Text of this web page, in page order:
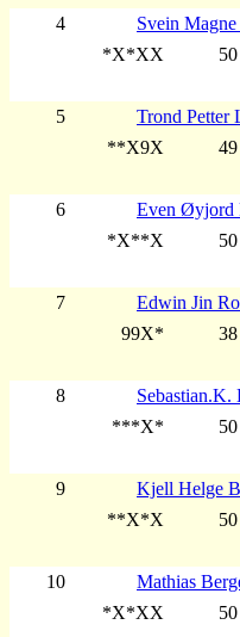
4
Svein
*X*XX
50
5
Trond Petter
**X9X
49
6
Even Øyjord
*X**X
50
7
Edwin Jin
99X*
38
8
Sebastian.K.
***X*
50
9
Kjell Helge
**X*X
50
10
Mathias
*X*XX
50